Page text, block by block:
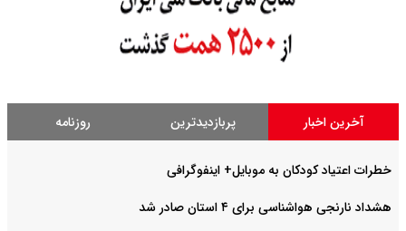
آخرین اخبار پربازدیدترین روزنامه
خطرات اعتیاد کودکان به موبایل+ اینفوگرافی
هشداد نارنجی هواشناسی برای ۴ استان صادر شد